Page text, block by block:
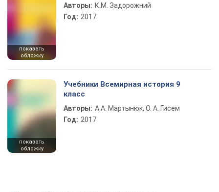
показать
обложку
Авторы: К.М. Задорожний
Год: 2017
показать
обложку
Учебники Всемирная история 9
класс
Авторы: А.А. Мартынюк, О. А. Гисем
Год: 2017